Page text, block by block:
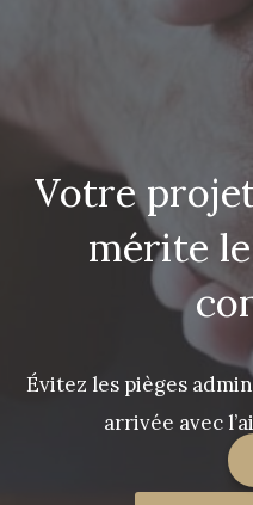
Votre
mérite
Évitez les pièges
arrivée avec